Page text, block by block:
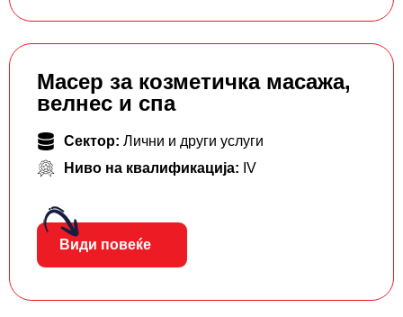
Масер за козметичка масажа,
велнес и спа
Сектор: Лични и други услуги
Ниво на квалификација: IV
Види повеќе